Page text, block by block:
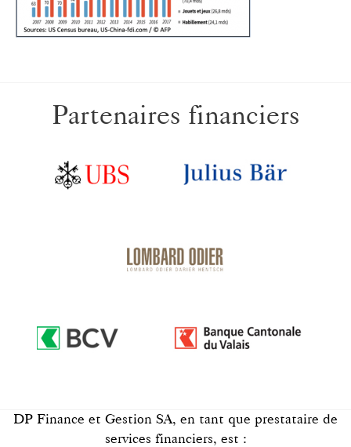
Partenaires financiers
DP Finance et Gestion SA, en tant que prestataire de
services financiers, est :